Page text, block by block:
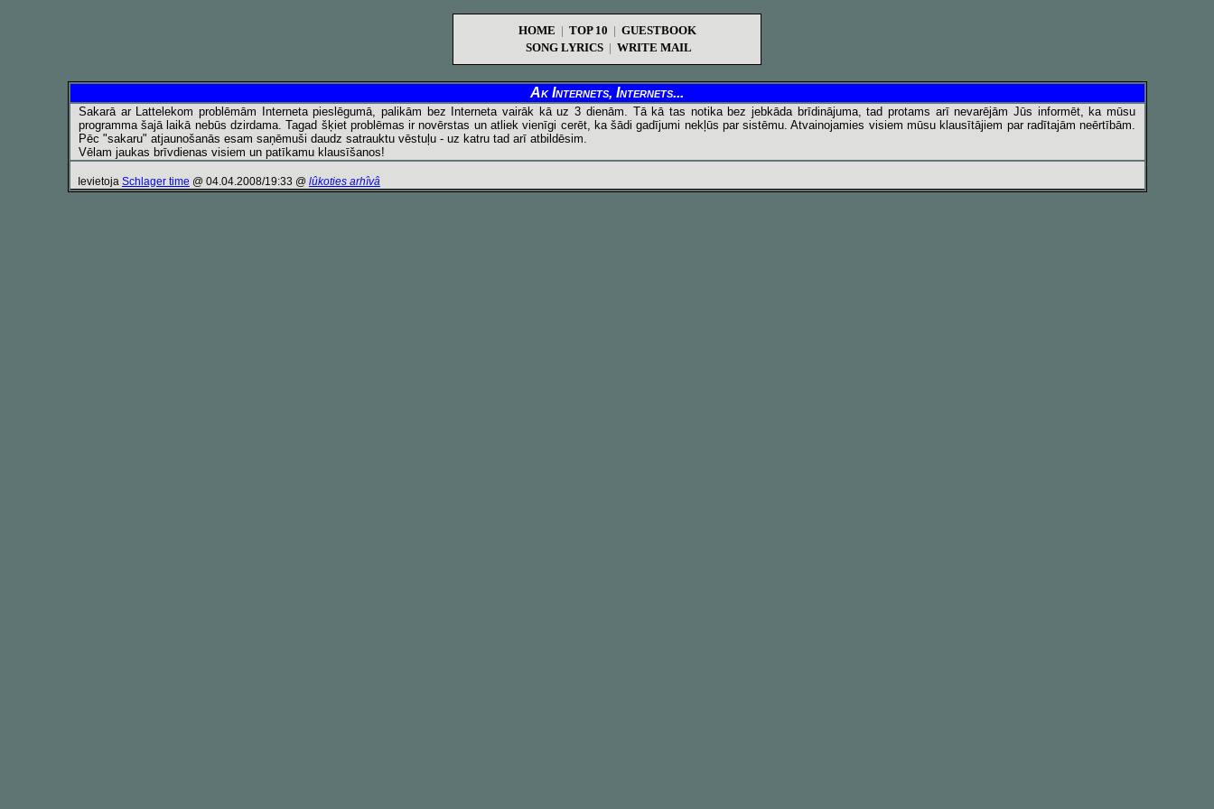
HOME | TOP 10 | GUESTBOOK
SONG LYRICS| WRITE MAIL
Ak Internets, Internets...
Sakarā ar Lattelekom problēmām Interneta pieslēgumā, palikām bez Interneta vairāk kā uz 3 dienām. Tā kā tas notika bez jebkāda brīdinājuma, tad protams arī nevarējām Jūs informēt, ka mūsu
programma šajā laikā nebūs dzirdama. Tagad šķiet problēmas ir novērstas un atliek vienīgi cerēt, ka šādi gadījumi nekļūs par sistēmu. Atvainojamies visiem mūsu klausītājiem par radītajām neērtībām.
Pēc "sakaru" atjaunošanās esam saņēmuši daudz satrauktu vēstuļu - uz katru tad arī atbildēsim.
Vēlam jaukas brīvdienas visiem un patīkamu klausīšanos!
Ievietoja Schlager time @ 04.04.2008/19:33 @ lûkoties arhîvâ